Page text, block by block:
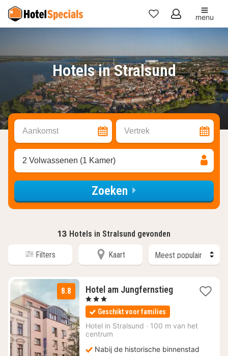
Mijn
menu
Hotels in Stralsund
Aankomst Vertrek
2 Volwassenen (1 Kamer)
Zoeken
13 Hotels in Stralsund gevonden
Filters Kaart
8.8 Hotel am Jungfernstieg1
77,70
, 3 Sterren
Geschikt voor families
Hotel in Stralsund · 100 m van het
centrum
Nabij de historische binnenstad